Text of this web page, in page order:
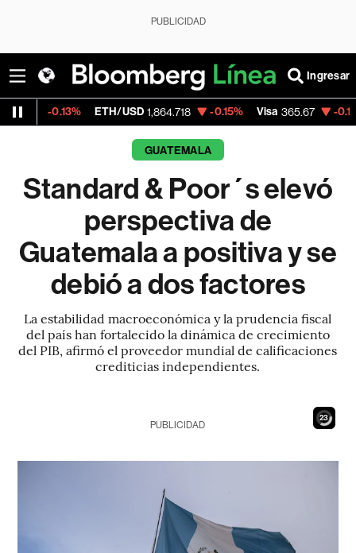
PUBLICIDAD
Ingresar
ETH/USD 1,864.718 -0.15% Visa 365.67 -0.13%
GUATEMALA
Standard & Poor´s elevó
perspectiva de
Guatemala a positiva y se
debió a dos factores
La estabilidad macroeconómica y la prudencia fiscal
del país han fortalecido la dinámica de crecimiento
del PIB, afirmó el proveedor mundial de calificaciones
crediticias independientes.
21
PUBLICIDAD